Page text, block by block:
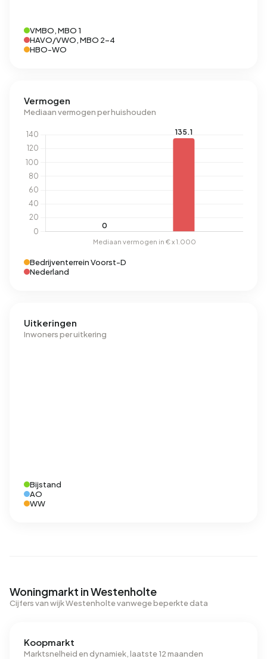
VMBO, MBO 1
HAVO/VWO, MBO 2-4
HBO-WO
Vermogen
Mediaan vermogen per huishouden
Bedrijventerrein Voorst-D
Nederland
Uitkeringen
Inwoners per uitkering
Bijstand
AO
WW
Woningmarkt in Westenholte
Cijfers van wijk Westenholte vanwege beperkte data
Koopmarkt
Marktsnelheid en dynamiek, laatste 12 maanden